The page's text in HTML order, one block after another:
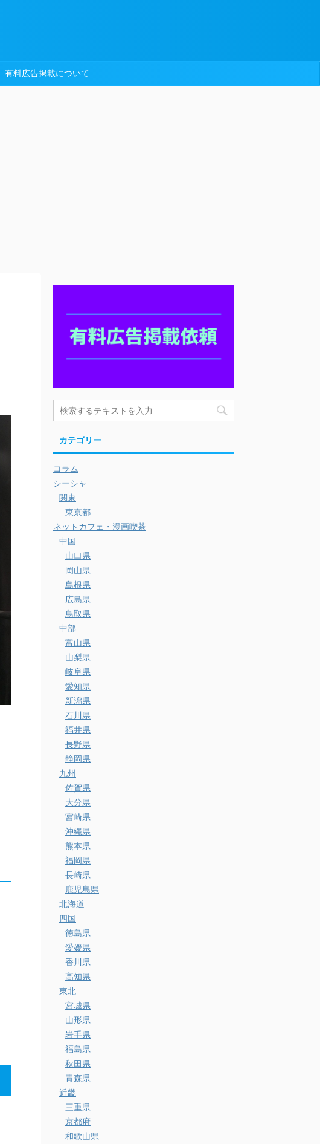
有料広告掲載について
カテゴリー
コラム
シーシャ
関東
東京都
ネットカフェ・漫画喫茶
中国
山口県
岡山県
島根県
広島県
鳥取県
中部
富山県
山梨県
岐阜県
愛知県
新潟県
石川県
福井県
長野県
静岡県
九州
佐賀県
大分県
宮崎県
沖縄県
熊本県
福岡県
長崎県
鹿児島県
北海道
四国
徳島県
愛媛県
香川県
高知県
東北
宮城県
山形県
岩手県
福島県
秋田県
青森県
近畿
三重県
京都府
和歌山県